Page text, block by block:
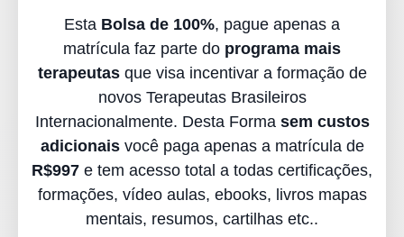
Esta Bolsa de 100%, pague apenas a
matrícula faz parte do programa mais
terapeutasque visa incentivar a formação de
novos Terapeutas Brasileiros
Internacionalmente. Desta Forma sem custos
adicionaisvocê paga apenas a matrícula de
R$997 e tem acesso total a todas certificações,
formações, vídeo aulas, ebooks, livros mapas
mentais, resumos, cartilhas etc..